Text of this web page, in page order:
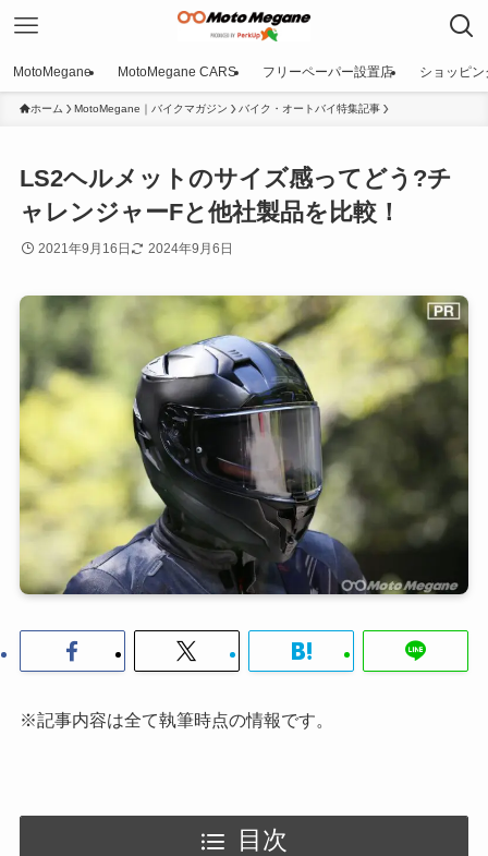
MotoMegane MotoMegane CARS フリーペーパー設置店 ショッピン
ホーム MotoMegane｜バイクマガジン バイク・オートバイ特集記事
LS2ヘルメットのサイズ感ってどう?チ
ャレンジャーFと他社製品を比較！
2021年9月16日 2024年9月6日
※記事内容は全て執筆時点の情報です。
目次